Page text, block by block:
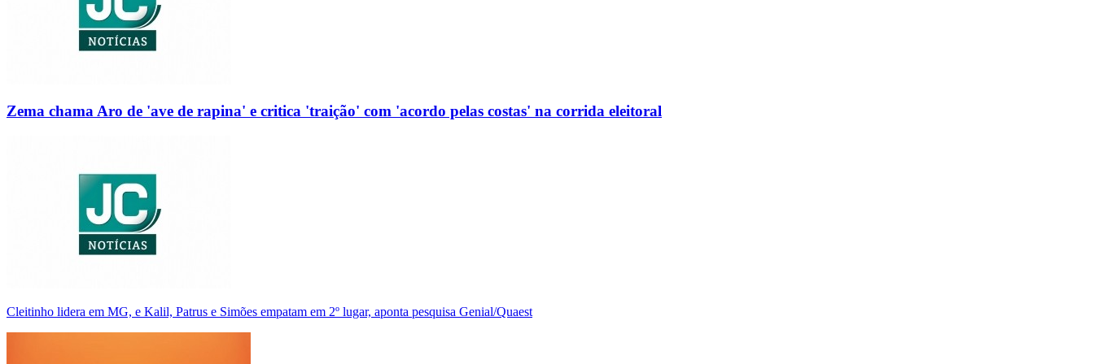
Zema chama Aro de 'ave de rapina' e critica 'traição' com 'acordo pelas costas' na corrida eleitoral
Cleitinho lidera em MG, e Kalil, Patrus e Simões empatam em 2º lugar, aponta pesquisa Genial/Quaest